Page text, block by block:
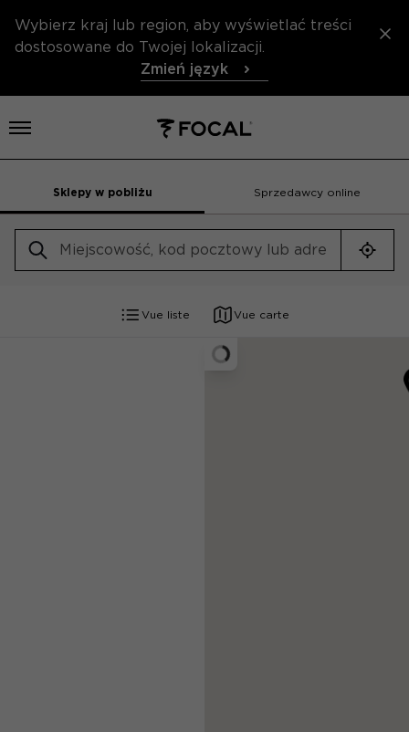
Wybierz kraj lub region, aby wyświetlać treści
dostosowane do Twojej lokalizacji.
Zmień język
Otwórz menu
Sklepy w pobliżu Sprzedawcy online
Vue liste Vue carte